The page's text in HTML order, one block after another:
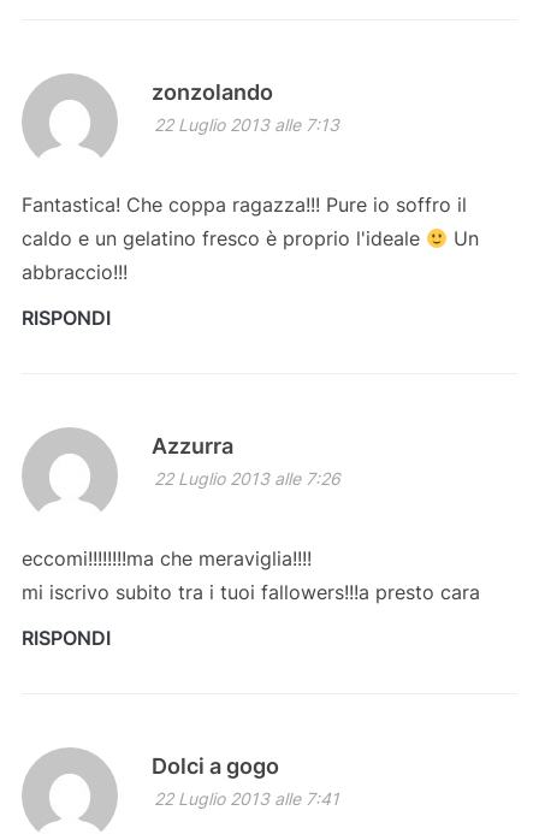
zonzolando
22 Luglio 2013 alle 7:13
Fantastica! Che coppa ragazza!!! Pure io soffro il
caldo e un gelatino fresco è proprio l'ideale
Un
abbraccio!!!
RISPONDI
Azzurra
22 Luglio 2013 alle 7:26
eccomi!!!!!!!!ma che meraviglia!!!!
mi iscrivo subito tra i tuoi fallowers!!!a presto cara
RISPONDI
Dolci a gogo
22 Luglio 2013 alle 7:41